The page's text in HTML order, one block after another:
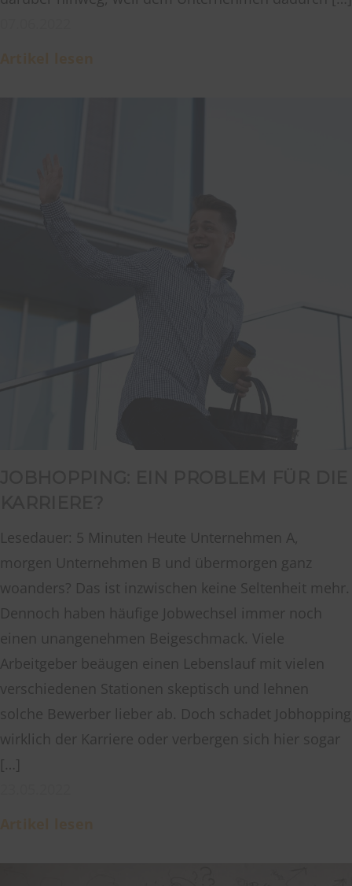
Lesedauer: 5 Minuten Heute Unternehmen A,
morgen Unternehmen B und übermorgen ganz
woanders? Das ist inzwischen keine Seltenheit mehr.
Dennoch haben häufige Jobwechsel immer noch
einen unangenehmen Beigeschmack. Viele
Arbeitgeber beäugen einen Lebenslauf mit vielen
verschiedenen Stationen skeptisch und lehnen
solche Bewerber lieber ab. Doch schadet Jobhopping
wirklich der Karriere oder verbergen sich hier sogar
[…]